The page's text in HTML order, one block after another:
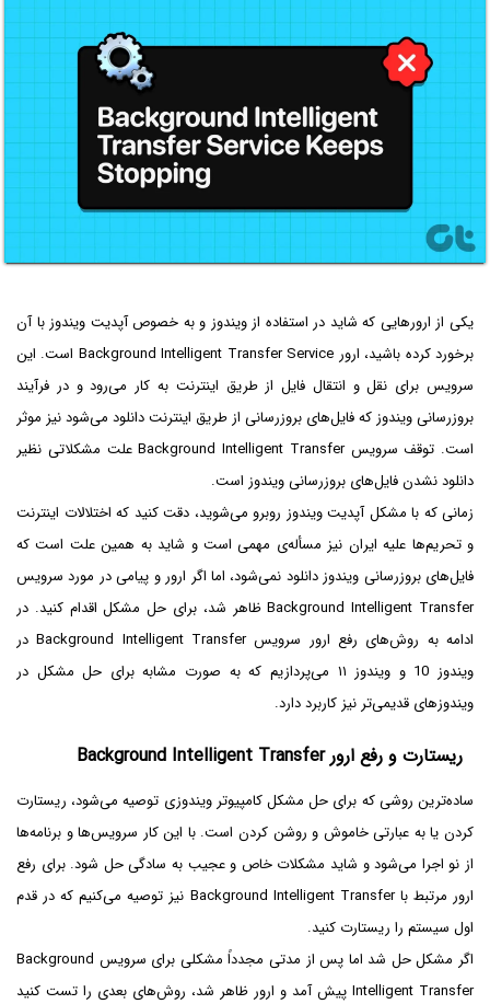
یکی از ارورهایی که شاید در استفاده از ویندوز و به خصوص آپدیت ویندوز با آن
برخورد کرده باشید، ارور Background Intelligent Transfer Service است. این
سرویس برای نقل و انتقال فایل از طریق اینترنت به کار می‌رود و در فرآیند
بروزرسانی ویندوز که فایل‌های بروزرسانی از طریق اینترنت دانلود می‌شود نیز موثر
است. توقف سرویس Background Intelligent Transfer علت مشکلاتی نظیر
دانلود نشدن فایل‌های بروزرسانی ویندوز است.
زمانی که با مشکل آپدیت ویندوز روبرو می‌شوید، دقت کنید که اختلالات اینترنت
و تحریم‌ها علیه ایران نیز مسأله‌ی مهمی است و شاید به همین علت است که
فایل‌های بروزرسانی ویندوز دانلود نمی‌شود، اما اگر ارور و پیامی در مورد سرویس
Background Intelligent Transfer ظاهر شد، برای حل مشکل اقدام کنید. در
ادامه به روش‌های رفع ارور سرویس Background Intelligent Transfer در
ویندوز 10 و ویندوز ۱۱ می‌پردازیم که به صورت مشابه برای حل مشکل در
ویندوزهای قدیمی‌تر نیز کاربرد دارد.
ریستارت و رفع ارور Background Intelligent Transfer
ساده‌ترین روشی که برای حل مشکل کامپیوتر ویندوزی توصیه می‌شود، ریستارت
کردن یا به عبارتی خاموش و روشن کردن است. با این کار سرویس‌ها و برنامه‌ها
از نو اجرا می‌شود و شاید مشکلات خاص و عجیب به سادگی حل شود. برای رفع
ارور مرتبط با Background Intelligent Transfer نیز توصیه می‌کنیم که در قدم
اول سیستم را ریستارت کنید.
اگر مشکل حل شد اما پس از مدتی مجدداً مشکلی برای سرویس Background
Intelligent Transfer پیش آمد و ارور ظاهر شد، روش‌های بعدی را تست کنید